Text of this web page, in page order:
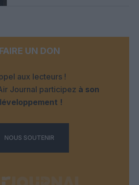
FAIRE UN DON
aux lecteurs !
Journal participez à son
!
NOUS SOUTENIR